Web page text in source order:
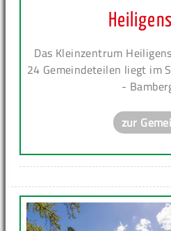
Das Kleinzentrum
24 Gemeindeteilen liegt im
-
zur